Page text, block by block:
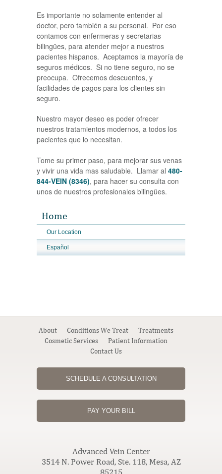
Es importante no solamente entender al
doctor, pero también a su personal. Por eso
contamos con enfermeras y secretarias
bilingües, para atender mejor a nuestros
pacientes hispanos. Aceptamos la mayoría de
seguros médicos. Si no tiene seguro, no se
preocupa. Ofrecemos descuentos, y
facilidades de pagos para los clientes sin
seguro.
Nuestro mayor deseo es poder ofrecer
nuestros tratamientos modernos, a todos los
pacientes que lo necesitan.
Tome su primer paso, para mejorar sus venas
y vivir una vida mas saludable. Llamar al 480-
844-VEIN (8346), para hacer su consulta con
unos de nuestros profesionales bilingües.
Home
Our Location
Español
About Conditions We Treat
Treatments
Cosmetic Services
Patient Information
Contact Us
SCHEDULE A CONSULTATION
PAY YOUR BILL
Advanced Vein Center
3514 N. Power Road, Ste. 118, Mesa, AZ